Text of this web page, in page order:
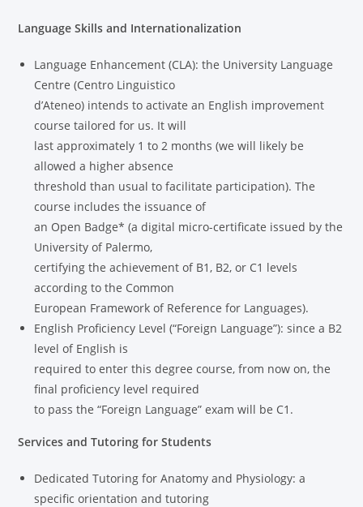
Language Skills and Internationalization
Language Enhancement (CLA): the University Language
Centre (Centro Linguistico
d’Ateneo) intends to activate an English improvement
course tailored for us. It will
last approximately 1 to 2 months (we will likely be
allowed a higher absence
threshold than usual to facilitate participation). The
course includes the issuance of
an Open Badge* (a digital micro-certificate issued by the
University of Palermo,
certifying the achievement of B1, B2, or C1 levels
according to the Common
European Framework of Reference for Languages).
English Proficiency Level (“Foreign Language”): since a B2
level of English is
required to enter this degree course, from now on, the
final proficiency level required
to pass the “Foreign Language” exam will be C1.
Services and Tutoring for Students
Dedicated Tutoring for Anatomy and Physiology: a
specific orientation and tutoring